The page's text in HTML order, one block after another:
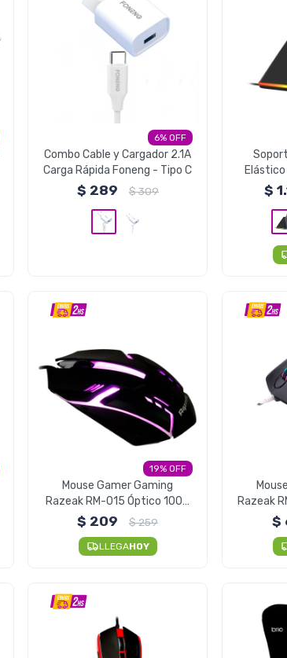
6
Combo Cable y Cargador 2.1A
Carga Rápida Foneng - Tipo C
$ 289 $309
Luz
$
19
Mouse Gamer Gaming
Razeak RM-015 Óptico 1000
DPI
$ 209 $259
LLEGAHOY
Razeak
$